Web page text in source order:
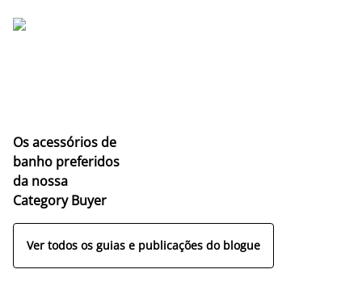
Os acessórios de
banho preferidos
da nossa
Category Buyer
Ver todos os guias e publicações do blogue